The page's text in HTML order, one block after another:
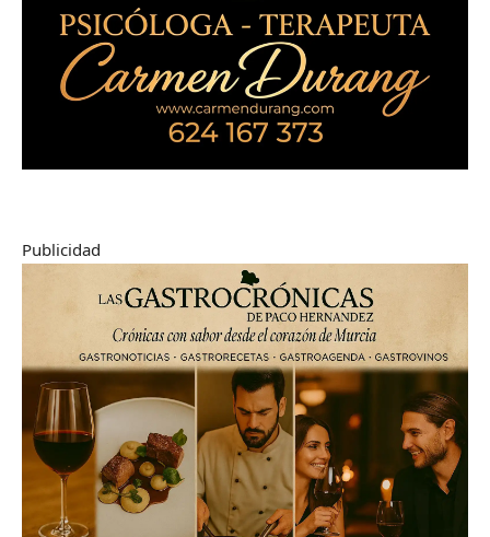
Publicidad